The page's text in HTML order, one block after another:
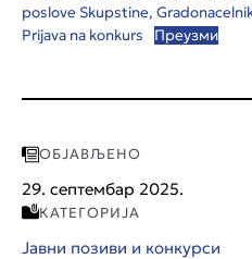
poslove Skupstine,
Prijava na konkurs
Преузми
ОБЈАВЉЕНО
29. септембар 2025.
КАТЕГОРИЈА
Јавни позиви и конкурси